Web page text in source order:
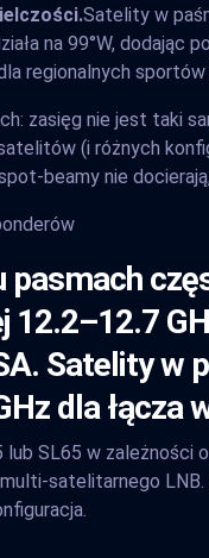
Satelity w
na 99°W, dodając
regionalnych
zasięg nie jest taki
(i różnych
beamy nie
pasmach
12.2–12.7
Satelity w
dla łącza
lub SL65 w
satelitarnego